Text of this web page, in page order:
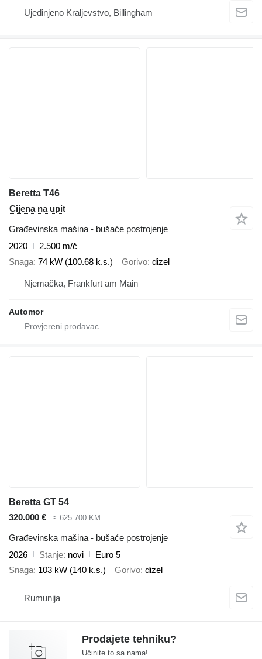
Ujedinjeno Kraljevstvo, Billingham
Beretta T46
Cijena na upit
Građevinska mašina - bušaće postrojenje
2020
2.500 m/č
Snaga 74 kW (100.68 k.s.) Gorivo dizel
Njemačka, Frankfurt am Main
Automor
Beretta GT 54
320.000 €
≈ 625.700 KM
Građevinska mašina - bušaće postrojenje
2026
Stanje novi
Euro 5
Snaga 103 kW (140 k.s.) Gorivo dizel
Rumunija
Prodajete tehniku?
Učinite to sa nama!